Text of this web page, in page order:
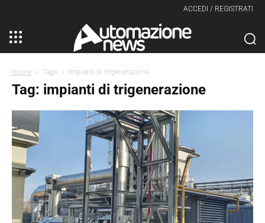
ACCEDI / REGISTRATI
Home Tags Impianti di trigenerazione
Tag: impianti di trigenerazione